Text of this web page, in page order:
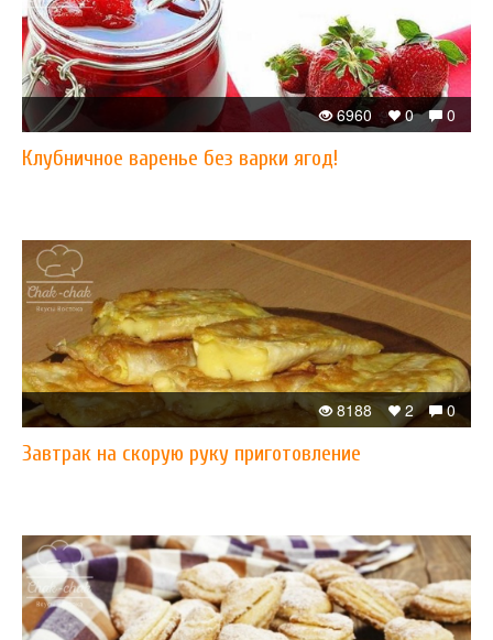
0
0
6960
Клубничное варенье без варки ягод!
0
2
8188
Завтрак на скорую руку приготовление